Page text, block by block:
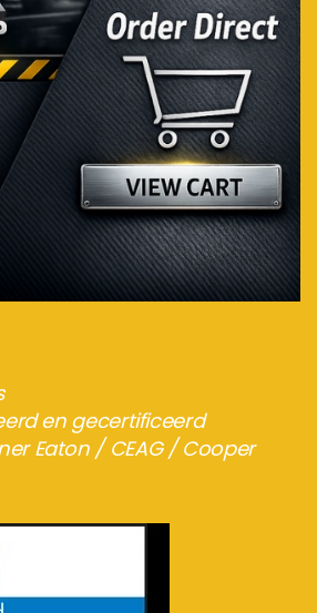
Bezoek de webshop
en gecertificeerd
Eaton / CEAG / Cooper